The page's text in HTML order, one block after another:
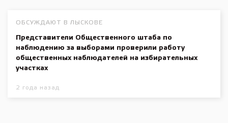
ОБСУЖДАЮТ В ЛЫСКОВЕ
Представители Общественного штаба по
наблюдению за выборами проверили работу
общественных наблюдателей на избирательных
участках
2 года назад